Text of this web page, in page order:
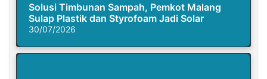
Solusi Timbunan Sampah, Pemkot Malang
Sulap Plastik dan Styrofoam Jadi Solar
30/07/2026